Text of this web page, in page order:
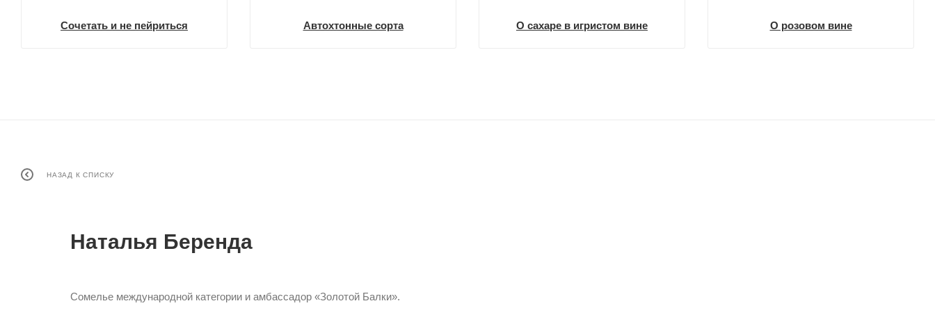
Сочетать и не пейриться Автохтонные сорта О сахаре в игристом вине О розовом вине
НАЗАД К СПИСКУ
Наталья Беренда
Сомелье международной категории и амбассадор «Золотой Балки».